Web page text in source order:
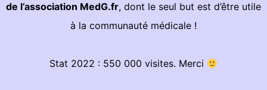
de l’association MedG.fr, dont le seul but est d’être utile
à la communauté médicale !
Stat 2022 : 550 000 visites. Merci